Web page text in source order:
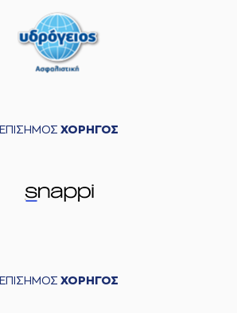
ΕΠΙΣΗΜΟΣ ΧΟΡΗΓΟΣ
ΕΠΙΣΗΜΟΣ ΧΟΡΗΓΟΣ